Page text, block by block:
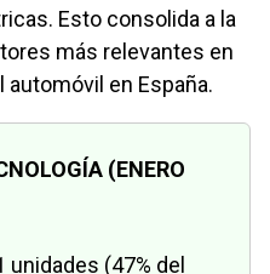
Esto consolida a la
más relevantes en
en España.
(ENERO
unidades (47% del